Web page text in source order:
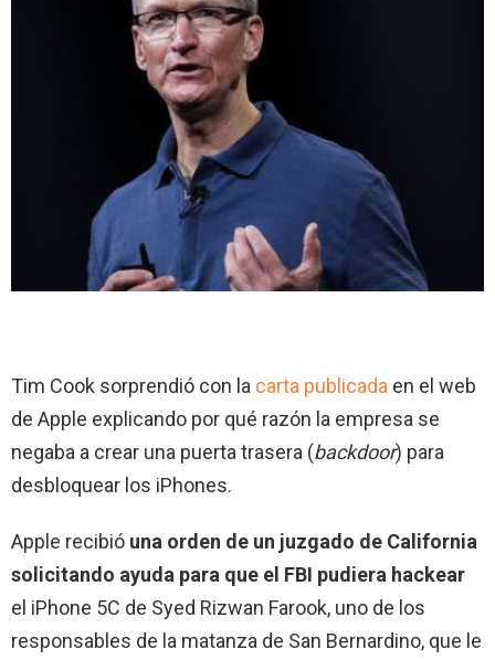
Tim Cook sorprendió con la carta publicada en el web
de Apple explicando por qué razón la empresa se
negaba a crear una puerta trasera (backdoor) para
desbloquear los iPhones.
Apple recibió una orden de un juzgado de California
solicitando ayuda para que el FBI pudiera hackear
el iPhone 5C de Syed Rizwan Farook, uno de los
responsables de la matanza de San Bernardino, que le